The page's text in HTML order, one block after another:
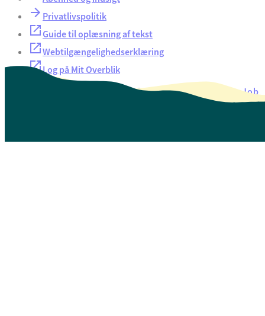
Privatlivspolitik
Guide til oplæsning af tekst
Webtilgængelighedserklæring
Log på Mit Overblik
Oversigt over selvbetjeningJob